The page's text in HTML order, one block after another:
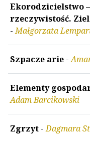
Ekorodzicielstwo
rzeczywistość.
-Małgorzata
Szpacze arie -
Elementy
Adam Barcikowski
Zgrzyt -Dagmara